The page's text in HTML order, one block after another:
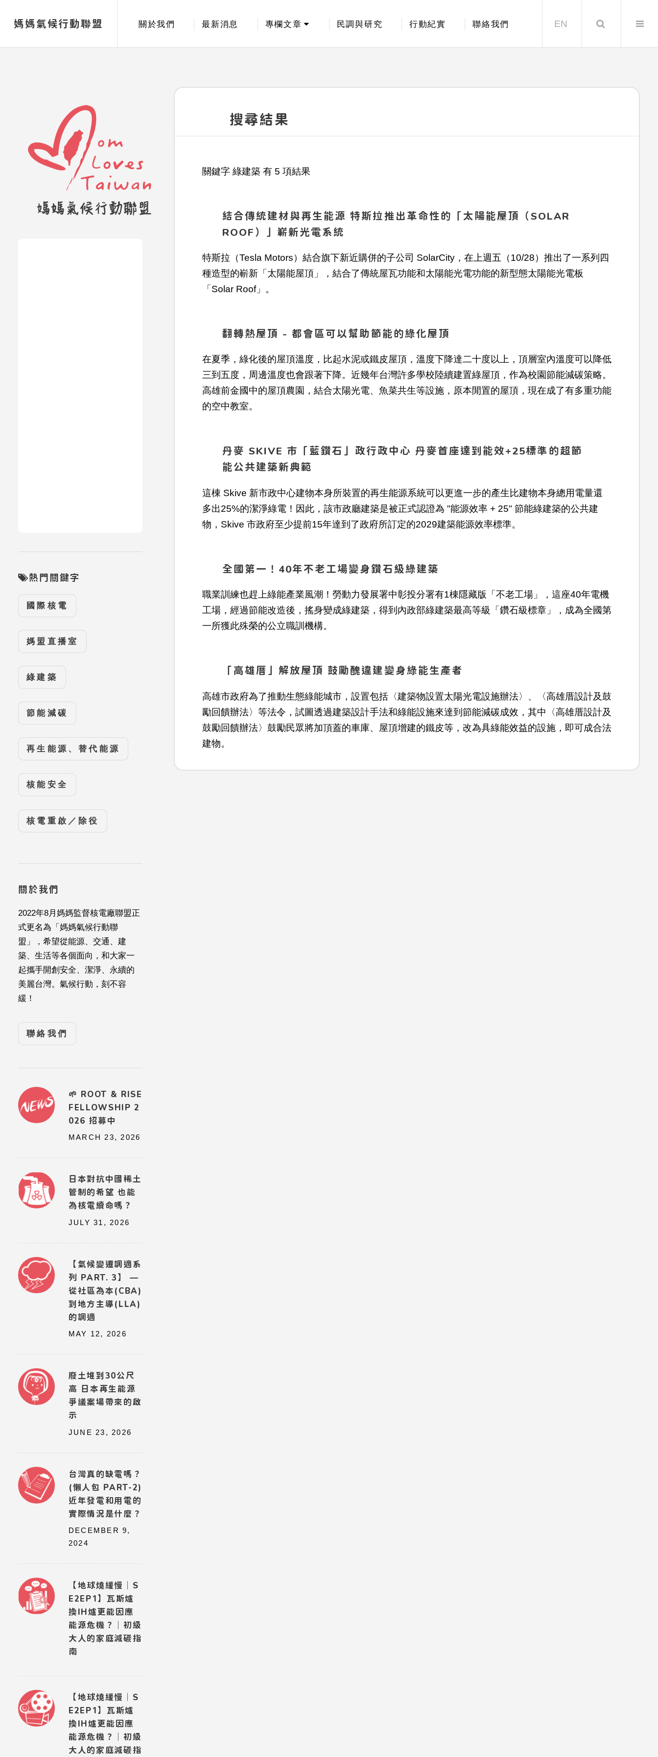
媽媽氣候行動聯盟 關於我們 最新消息 專欄文章 民調與研究 行動紀實 聯絡我們 EN Search
搜尋結果
關鍵字 綠建築 有 5 項結果
結合傳統建材與再生能源 特斯拉推出革命性的「太陽能屋頂（SOLAR
ROOF）」嶄新光電系統
特斯拉（Tesla Motors）結合旗下新近購併的子公司 SolarCity，在上週五（10/28）推出了一系列四
種造型的嶄新「太陽能屋頂」，結合了傳統屋瓦功能和太陽能光電功能的新型態太陽能光電板
「Solar Roof」。
翻轉熱屋頂 - 都會區可以幫助節能的綠化屋頂
在夏季，綠化後的屋頂溫度，比起水泥或鐵皮屋頂，溫度下降達二十度以上，頂層室內溫度可以降低
三到五度，周邊溫度也會跟著下降。近幾年台灣許多學校陸續建置綠屋頂，作為校園節能減碳策略。
高雄前金國中的屋頂農園，結合太陽光電、魚菜共生等設施，原本閒置的屋頂，現在成了有多重功能
的空中教室。
丹麥 SKIVE 市「藍鑽石」政行政中心 丹麥首座達到能效+25標準的超節
能公共建築新典範
這棟 Skive 新市政中心建物本身所裝置的再生能源系統可以更進一步的產生比建物本身總用電量還
多出25%的潔淨綠電！因此，該市政廳建築是被正式認證為 "能源效率 + 25" 節能綠建築的公共建
物，Skive 市政府至少提前15年達到了政府所訂定的2029建築能源效率標準。
全國第一！40年不老工場變身鑽石級綠建築
職業訓練也趕上綠能產業風潮！勞動力發展署中彰投分署有1棟隱藏版「不老工場」，這座40年電機
工場，經過節能改造後，搖身變成綠建築，得到內政部綠建築最高等級「鑽石級標章」，成為全國第
一所獲此殊榮的公立職訓機構。
「高雄厝」解放屋頂 鼓勵醜違建變身綠能生產者
高雄市政府為了推動生態綠能城市，設置包括〈建築物設置太陽光電設施辦法〉、〈高雄厝設計及鼓
勵回饋辦法〉等法令，試圖透過建築設計手法和綠能設施來達到節能減碳成效，其中〈高雄厝設計及
鼓勵回饋辦法〉鼓勵民眾將加頂蓋的車庫、屋頂增建的鐵皮等，改為具綠能效益的設施，即可成合法
建物。
熱門關鍵字
國際核電
媽盟直播室
綠建築
節能減碳
再生能源、替代能源
核能安全
核電重啟／除役
關於我們
2022年8月媽媽監督核電廠聯盟正
式更名為「媽媽氣候行動聯
盟」，希望從能源、交通、建
築、生活等各個面向，和大家一
起攜手開創安全、潔淨、永續的
美麗台灣。氣候行動，刻不容
緩！
聯絡我們
🌱 ROOT & RISE
FELLOWSHIP 2
026 招募中
MARCH 23, 2026
日本對抗中國稀土
管制的希望 也能
為核電續命嗎？
JULY 31, 2026
【氣候變遷調適系
列 PART. 3】 —
從社區為本(CBA)
到地方主導(LLA)
的調適
MAY 12, 2026
廢土堆到30公尺
高 日本再生能源
爭議案場帶來的啟
示
JUNE 23, 2026
台灣真的缺電嗎？
(懶人包 PART-2)
近年發電和用電的
實際情況是什麼？
DECEMBER 9,
2024
【地球燒緩慢｜S
E2EP1】瓦斯爐
換IH爐更能因應
能源危機？｜初級
大人的家庭減碳指
南
【地球燒緩慢｜S
E2EP1】瓦斯爐
換IH爐更能因應
能源危機？｜初級
大人的家庭減碳指